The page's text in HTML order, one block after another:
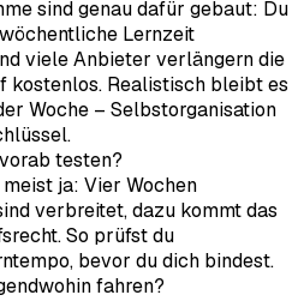
sind genau dafür gebaut: Du
Lernzeit
viele Anbieter verlängern die
kostenlos. Realistisch bleibt es
Woche – Selbstorganisation
testen?
ja: Vier Wochen
verbreitet, dazu kommt das
So prüfst du
bevor du dich bindest.
fahren?